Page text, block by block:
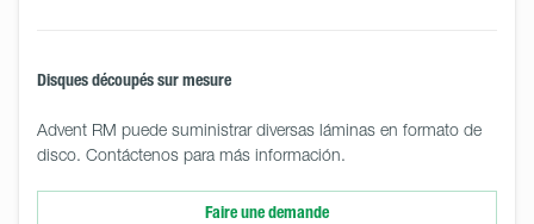
Disques découpés sur mesure
Advent RM puede suministrar diversas láminas en formato de
disco. Contáctenos para más información.
Faire une demande